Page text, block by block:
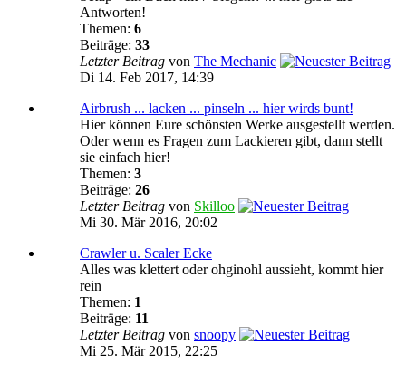
Antworten!
Themen: 6
Beiträge: 33
Letzter Beitrag von The Mechanic
Di 14. Feb 2017, 14:39
Airbrush ... lacken ... pinseln ... hier wirds bunt!
Hier können Eure schönsten Werke ausgestellt werden.
Oder wenn es Fragen zum Lackieren gibt, dann stellt
sie einfach hier!
Themen: 3
Beiträge: 26
Letzter Beitrag von Skilloo
Mi 30. Mär 2016, 20:02
Crawler u. Scaler Ecke
Alles was klettert oder ohginohl aussieht, kommt hier
rein
Themen: 1
Beiträge: 11
Letzter Beitrag von snoopy
Mi 25. Mär 2015, 22:25